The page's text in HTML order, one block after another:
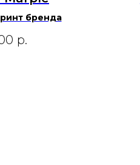
бренда
р.